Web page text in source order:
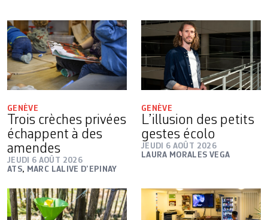
GENÈVE
Trois crèches privées
échappent à des
amendes
JEUDI 6 AOÛT 2026
ATS, MARC LALIVE D’EPINAY
GENÈVE
L’illusion des petits
gestes écolo
JEUDI 6 AOÛT 2026
LAURA MORALES VEGA